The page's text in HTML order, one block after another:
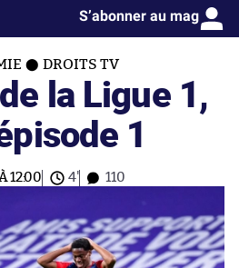
S’abonner au mag
DROITS TV
la Ligue 1,
1
12:00 4' 110